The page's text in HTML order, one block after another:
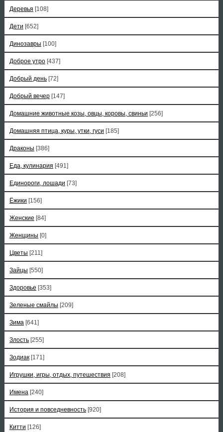
Деревья [108]
Дети [652]
Динозавры [100]
Доброе утро [437]
Добрый день [72]
Добрый вечер [147]
Домашние животные козы, овцы, коровы, свиньи [256]
Домашняя птица, куры, утки, гуси [185]
Драконы [386]
Еда, кулинария [491]
Единороги, лошади [73]
Ёжики [156]
Женские [84]
Женщины [0]
Цветы [211]
Зайцы [550]
Здоровье [353]
Зеленые смайлы [209]
Зима [641]
Злость [255]
Зодиак [171]
Игрушки, игры, отдых, путешествия [208]
Имена [240]
История и повседневность [920]
Китти [126]